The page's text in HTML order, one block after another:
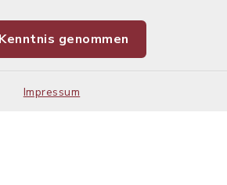
genommen
Impressum
Datenschutz
Impressum